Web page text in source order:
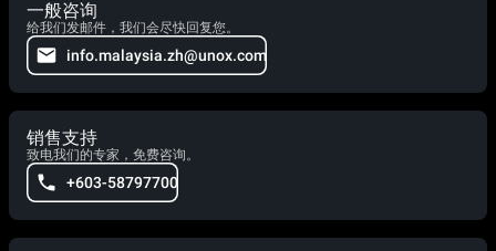
一般咨询
给我们发邮件，我们会尽快回复您。
info.malaysia.zh@unox.com
销售支持
致电我们的专家，免费咨询。
+603-58797700